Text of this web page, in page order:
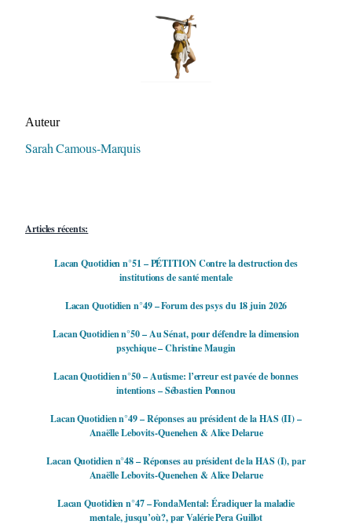
Auteur
Sarah Camous-Marquis
Articles récents:
Lacan Quotidien n°51 – PÉTITION Contre la destruction des
institutions de santé mentale
Lacan Quotidien n°49 – Forum des psys du 18 juin 2026
Lacan Quotidien n°50 – Au Sénat, pour défendre la dimension
psychique – Christine Maugin
Lacan Quotidien n°50 – Autisme: l’erreur est pavée de bonnes
intentions – Sébastien Ponnou
Lacan Quotidien n°49 – Réponses au président de la HAS (II) –
Anaëlle Lebovits-Quenehen & Alice Delarue
Lacan Quotidien n°48 – Réponses au président de la HAS (I), par
Anaëlle Lebovits-Quenehen & Alice Delarue
Lacan Quotidien n°47 – FondaMental: Éradiquer la maladie
mentale, jusqu’où?, par Valérie Pera Guillot